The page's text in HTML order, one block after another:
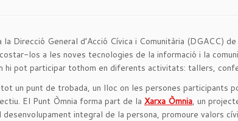
Direcció General d’Acció Cívica i Comunitària (DGACC)
los a les noves tecnologies de la informació i la
hi pot participar tothom en diferents activitats: tallers,
un punt de trobada, un lloc on les persones participants
El Punt Òmnia forma part de la Xarxa Òmnia, un
integral de la persona, promoure valors